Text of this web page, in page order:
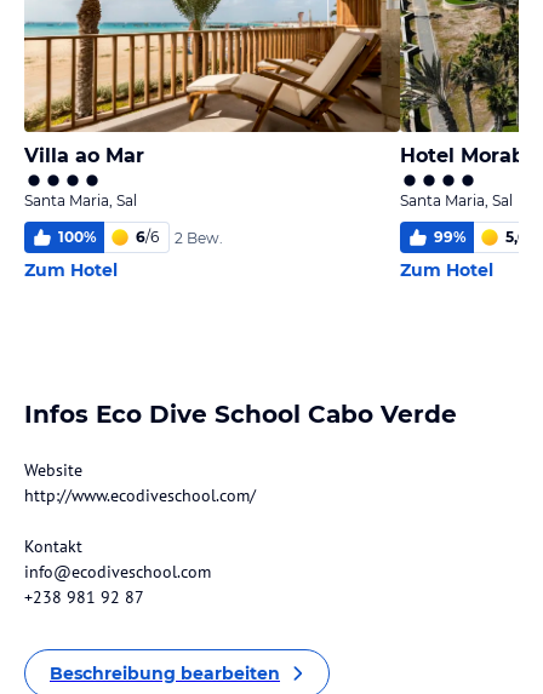
Villa ao Mar
Santa Maria, Sal
100% 6/6 2 Bew.
Zum Hotel
Hotel
Santa Maria, Sal
99% 5,6
Zum Hotel
Infos Eco Dive School Cabo Verde
Website
http://www.ecodiveschool.com/
Kontakt
info@ecodiveschool.com
+238 981 92 87
Beschreibung bearbeiten